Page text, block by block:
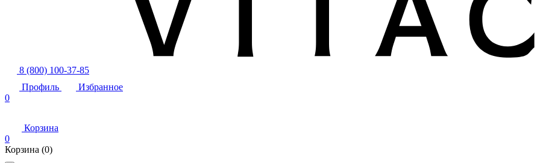
8 (800) 100-37-85
Профиль
Избранное
0
Корзина
0
Корзина (0)